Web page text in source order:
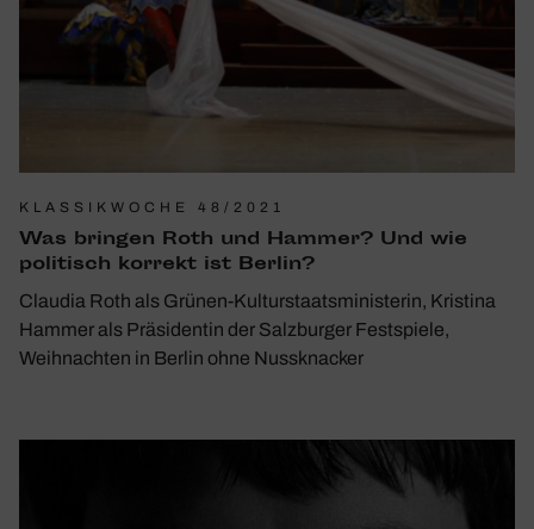
KLASSIKWOCHE 48/2021
Was bringen Roth und Hammer? Und wie
poli­tisch korrekt ist Berlin?
Claudia Roth als Grünen-Kulturstaatsministerin, Kristina
Hammer als Präsidentin der Salzburger Festspiele,
Weihnachten in Berlin ohne Nussknacker